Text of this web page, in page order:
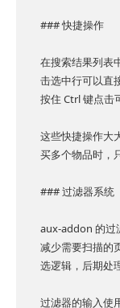
### 快捷操作
在搜索结果列表
击选中行可以直
按住 Ctrl 键点击
这些快捷操作大
买多个物品时，
### 过滤器系统
aux-addon 的过
减少需要扫描的
选逻辑，后期处
过滤器的输入使